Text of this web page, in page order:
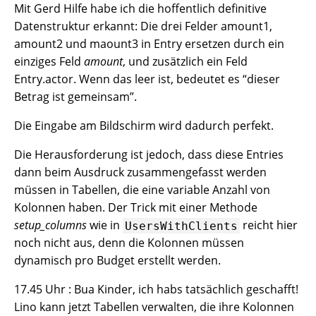
Mit Gerd Hilfe habe ich die hoffentlich definitive
Datenstruktur erkannt: Die drei Felder amount1,
amount2 und maount3 in Entry ersetzen durch ein
einziges Feld amount, und zusätzlich ein Feld
Entry.actor. Wenn das leer ist, bedeutet es “dieser
Betrag ist gemeinsam”.
Die Eingabe am Bildschirm wird dadurch perfekt.
Die Herausforderung ist jedoch, dass diese Entries
dann beim Ausdruck zusammengefasst werden
müssen in Tabellen, die eine variable Anzahl von
Kolonnen haben. Der Trick mit einer Methode
setup_columnswie in UsersWithClients reicht hier
noch nicht aus, denn die Kolonnen müssen
dynamisch pro Budget erstellt werden.
17.45 Uhr : Bua Kinder, ich habs tatsächlich geschafft!
Lino kann jetzt Tabellen verwalten, die ihre Kolonnen